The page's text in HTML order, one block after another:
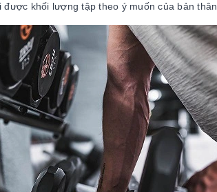
khối lượng tập theo ý muốn của bản thân.